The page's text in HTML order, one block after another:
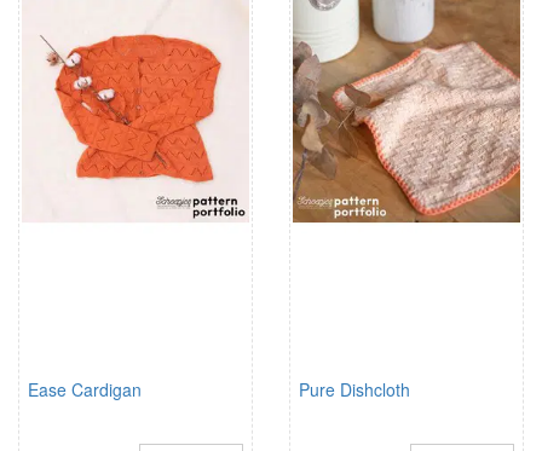
Ease Cardigan Pure Dishcloth